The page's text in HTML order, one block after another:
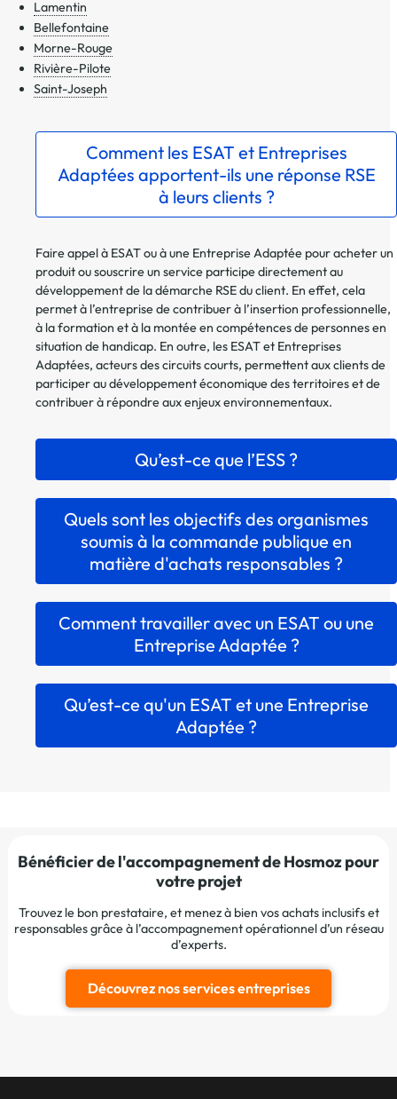
Lamentin
Bellefontaine
Morne-Rouge
Rivière-Pilote
Saint-Joseph
Comment les ESAT et Entreprises
Adaptées apportent-ils une réponse RSE
à leurs clients ?
Faire appel à ESAT ou à une Entreprise Adaptée pour acheter un
produit ou souscrire un service participe directement au
développement de la démarche RSE du client. En effet, cela
permet à l’entreprise de contribuer à l’insertion professionnelle,
à la formation et à la montée en compétences de personnes en
situation de handicap. En outre, les ESAT et Entreprises
Adaptées, acteurs des circuits courts, permettent aux clients de
participer au développement économique des territoires et de
contribuer à répondre aux enjeux environnementaux.
Qu’est-ce que l’ESS ?
Quels sont les objectifs des organismes
soumis à la commande publique en
matière d'achats responsables ?
Comment travailler avec un ESAT ou une
Entreprise Adaptée ?
Qu’est-ce qu'un ESAT et une Entreprise
Adaptée ?
Bénéficier de l'accompagnement de Hosmoz pour
votre projet
Trouvez le bon prestataire, et menez à bien vos achats inclusifs et
responsables grâce à l’accompagnement opérationnel d’un réseau
d’experts.
Découvrez nos services entreprises